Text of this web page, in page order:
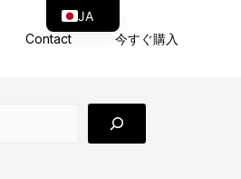
Contact 今すぐ購入
JA